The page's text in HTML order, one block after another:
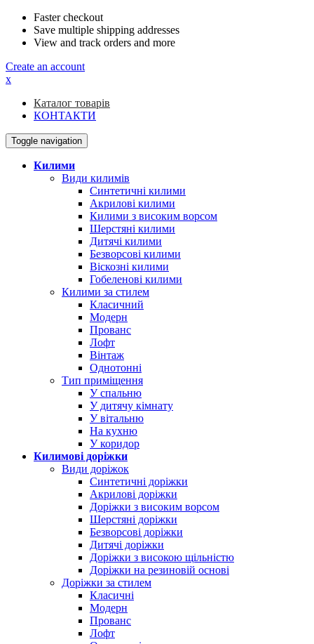
Faster checkout
Save multiple shipping addresses
View and track orders and more
Create an account
x
Каталог товарів
КОНТАКТИ
Toggle navigation
Килими
Види килимів
Синтетичні килими
Акрилові килими
Килими з високим ворсом
Шерстяні килими
Дитячі килими
Безворсові килими
Віскозні килими
Гобеленові килими
Килими за стилем
Класичний
Модерн
Прованс
Лофт
Вінтаж
Однотонні
Тип приміщення
У спальню
У дитячу кімнату
У вітальню
На кухню
У коридор
Килимові доріжки
Види доріжок
Синтетичні доріжки
Акрилові доріжки
Доріжки з високим ворсом
Шерстяні доріжки
Безворсові доріжки
Дитячі доріжки
Доріжки з високою щільністю
Доріжки на резиновій основі
Доріжки за стилем
Класичні
Модерн
Прованс
Лофт